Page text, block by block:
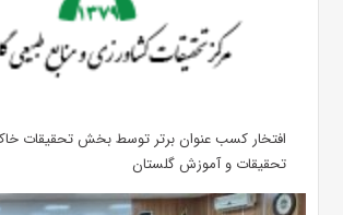
افتخار کسب عنوان برتر توسط بخش تحقیقات
تحقیقات و آموزش گلستان